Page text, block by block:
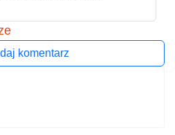
komentarz